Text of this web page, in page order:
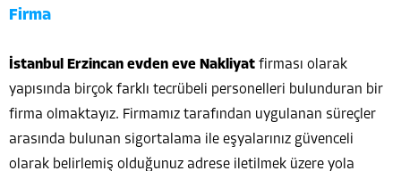
Firma
İstanbul Erzincan evden eve Nakliyat firması olarak
yapısında birçok farklı tecrübeli personelleri bulunduran bir
firma olmaktayız. Firmamız tarafından uygulanan süreçler
arasında bulunan sigortalama ile eşyalarınız güvenceli
olarak belirlemiş olduğunuz adrese iletilmek üzere yola